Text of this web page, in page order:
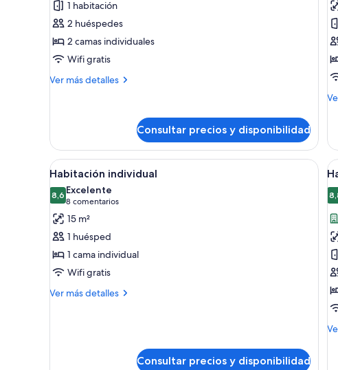
Habitación
doble
1 habitación
2 huéspedes
2 camas individuales
Wifi gratis
Ver más detalles
Más
Consultar precios y disponibilidad
Abrir
todas
las
fotos
de
Habitación
individual
Habitación individual | Caja fuerte,
6
Habitación individual
8,68,6 de 10
Excelente
8 comentarios
(8 comentarios)
15 m²
1 huésped
1 cama individual
Wifi gratis
Ver más detalles
Más
Consultar precios y disponibilidad